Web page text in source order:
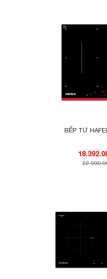
Đây là mặt
bền và có
.... Mặt kính
thất thoát
vệ sinh, lau chùi.
BẾP TỪ